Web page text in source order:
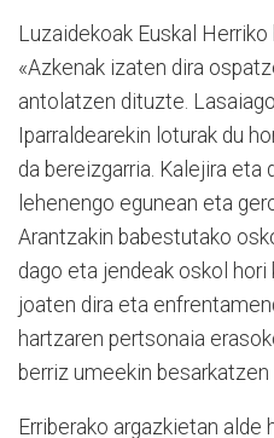
Luzaidekoak Euskal Herriko
«Azkenak izaten dira
antolatzen dituzte.
Iparraldearekin loturak du
da bereizgarria. Kalejira
lehenengo egunean eta
Arantzakin babestutako
dago eta jendeak oskol hori
joaten dira eta
hartzaren pertsonaia
berriz umeekin besarkatzen
Erriberako argazkietan alde